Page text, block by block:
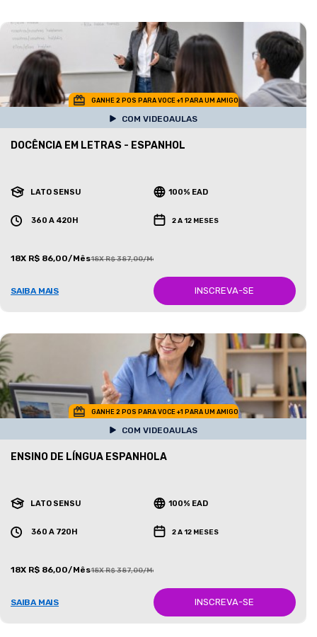
GANHE 2 POS PARA VOCE +1 PARA UM AMIGO
COM VIDEOAULAS
DOCÊNCIA EM LETRAS - ESPANHOL
LATO SENSU 100% EAD
360 A 420H 2 A 12 MESES
18X R$ 86,00/Mês18X R$ 387,00/Mês
SAIBA MAIS INSCREVA-SE
GANHE 2 POS PARA VOCE +1 PARA UM AMIGO
COM VIDEOAULAS
ENSINO DE LÍNGUA ESPANHOLA
LATO SENSU 100% EAD
360 A 720H 2 A 12 MESES
18X R$ 86,00/Mês18X R$ 387,00/Mês
SAIBA MAIS INSCREVA-SE